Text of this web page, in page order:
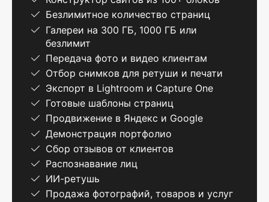
Безлимитное количество страниц
Галереи на 300 ГБ, 1000 ГБ или
безлимит
Передача фото и видео клиентам
Отбор снимков для ретуши и печати
Экспорт в Lightroom и Capture One
Готовые шаблоны страниц
Продвижение в Яндекс и Google
Демонстрация портфолио
Сбор отзывов от клиентов
Распознавание лиц
ИИ-ретушь
Продажа фотографий, товаров и услуг